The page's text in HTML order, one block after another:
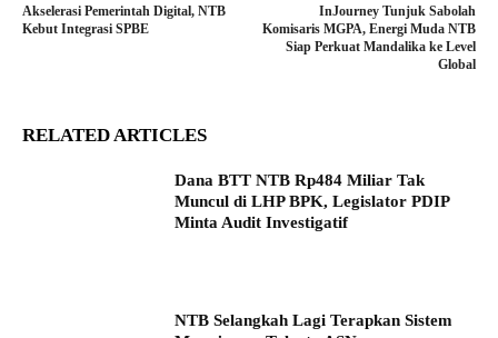
Akselerasi Pemerintah Digital, NTB
Kebut Integrasi SPBE
InJourney Tunjuk Sabolah
Komisaris MGPA, Energi Muda NTB
Siap Perkuat Mandalika ke Level
Global
RELATED ARTICLES
Dana BTT NTB Rp484 Miliar Tak
Muncul di LHP BPK, Legislator PDIP
Minta Audit Investigatif
NTB Selangkah Lagi Terapkan Sistem